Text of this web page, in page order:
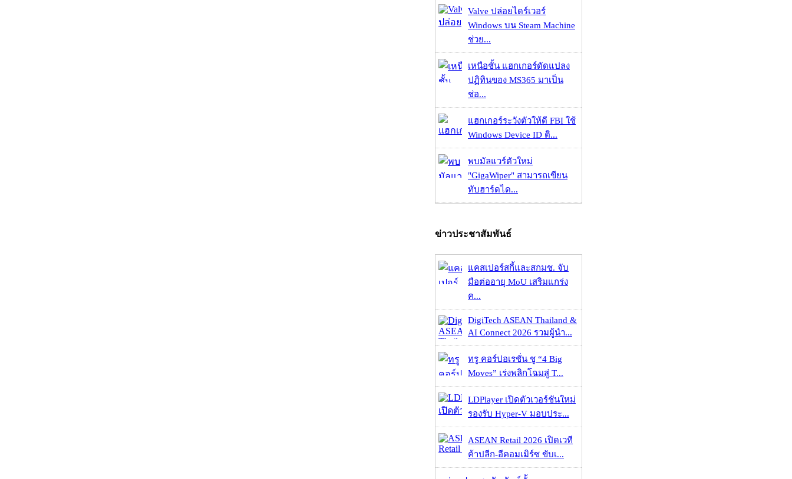
Valve ปล่อยไดร์เวอร์
Windows บน Steam Machine
ช่วย...
เหนือชั้น แฮกเกอร์ดัดแปลง
ปฏิทินของ MS365 มาเป็น
ช่อ...
แฮกเกอร์ระวังตัวให้ดี FBI ใช้
Windows Device ID ติ...
พบมัลแวร์ตัวใหม่
"GigaWiper" สามารถเขียน
ทับฮาร์ดได...
ข่าวประชาสัมพันธ์
แคสเปอร์สกี้และสกมช. จับ
มือต่ออายุ MoU เสริมแกร่ง
ค...
DigiTech ASEAN Thailand &
AI Connect 2026 รวมผู้นำ...
ทรู คอร์ปอเรชั่น ชู “4 Big
Moves” เร่งพลิกโฉมสู่ T...
LDPlayer เปิดตัวเวอร์ชันใหม่
รองรับ Hyper-V มอบประ...
ASEAN Retail 2026 เปิดเวที
ค้าปลีก-อีคอมเมิร์ซ ขับเ...